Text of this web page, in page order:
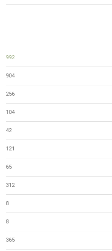
992
904
256
104
42
121
65
312
8
8
365